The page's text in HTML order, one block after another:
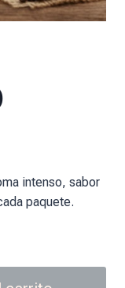
intenso, sabor
paquete.